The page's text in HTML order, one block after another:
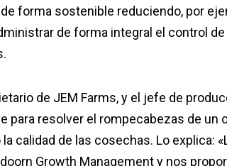
forma sostenible reduciendo, por
de forma integral el control de
de JEM Farms, y el jefe de
para resolver el rompecabezas de un
calidad de las cosechas. Lo explica:
Growth Management y nos